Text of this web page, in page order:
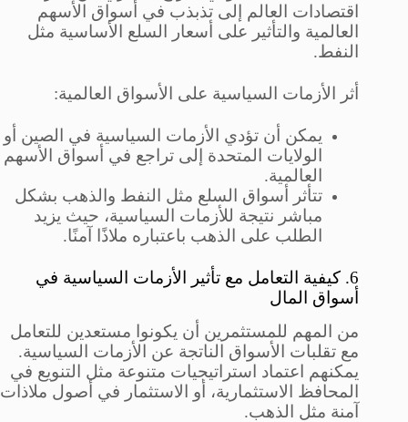
اقتصادات العالم إلى تذبذب في أسواق الأسهم
العالمية والتأثير على أسعار السلع الأساسية مثل
النفط.
أثر الأزمات السياسية على الأسواق العالمية:
يمكن أن تؤدي الأزمات السياسية في الصين أو
الولايات المتحدة إلى تراجع في أسواق الأسهم
العالمية.
تتأثر أسواق السلع مثل النفط والذهب بشكل
مباشر نتيجة للأزمات السياسية، حيث يزيد
الطلب على الذهب باعتباره ملاذًا آمنًا.
6. كيفية التعامل مع تأثير الأزمات السياسية في
أسواق المال
من المهم للمستثمرين أن يكونوا مستعدين للتعامل
مع تقلبات الأسواق الناتجة عن الأزمات السياسية.
يمكنهم اعتماد استراتيجيات متنوعة مثل التنويع في
المحافظ الاستثمارية، أو الاستثمار في أصول ملاذات
آمنة مثل الذهب.